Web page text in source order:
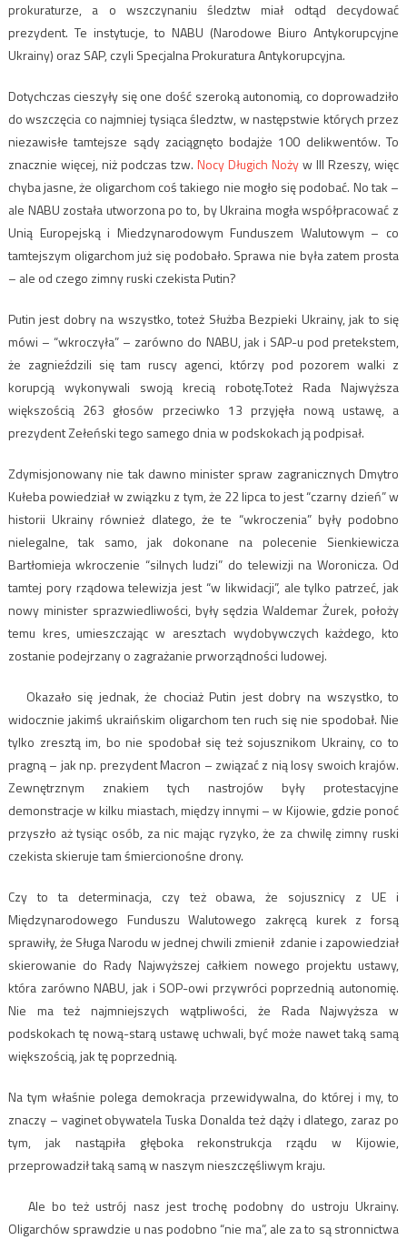
prokuraturze, a o wszczynaniu śledztw miał odtąd decydować
prezydent. Te instytucje, to NABU (Narodowe Biuro Antykorupcyjne
Ukrainy) oraz SAP, czyli Specjalna Prokuratura Antykorupcyjna.
Dotychczas cieszyły się one dość szeroką autonomią, co doprowadziło
do wszczęcia co najmniej tysiąca śledztw, w następstwie których przez
niezawisłe tamtejsze sądy zaciągnęto bodajże 100 delikwentów. To
znacznie więcej, niż podczas tzw. Nocy Długich Nożyw III Rzeszy, więc
chyba jasne, że oligarchom coś takiego nie mogło się podobać. No tak –
ale NABU została utworzona po to, by Ukraina mogła współpracować z
Unią Europejską i Miedzynarodowym Funduszem Walutowym – co
tamtejszym oligarchom już się podobało. Sprawa nie była zatem prosta
– ale od czego zimny ruski czekista Putin?
Putin jest dobry na wszystko, toteż Służba Bezpieki Ukrainy, jak to się
mówi – “wkroczyła” – zarówno do NABU, jak i SAP-u pod pretekstem,
że zagnieździli się tam ruscy agenci, którzy pod pozorem walki z
korupcją wykonywali swoją krecią robotę.Toteż Rada Najwyższa
większością 263 głosów przeciwko 13 przyjęła nową ustawę, a
prezydent Zełeński tego samego dnia w podskokach ją podpisał.
Zdymisjonowany nie tak dawno minister spraw zagranicznych Dmytro
Kułeba powiedział w związku z tym, że 22 lipca to jest “czarny dzień” w
historii Ukrainy również dlatego, że te “wkroczenia” były podobno
nielegalne, tak samo, jak dokonane na polecenie Sienkiewicza
Bartłomieja wkroczenie “silnych ludzi” do telewizji na Woronicza. Od
tamtej pory rządowa telewizja jest “w likwidacji”, ale tylko patrzeć, jak
nowy minister sprazwiedliwości, były sędzia Waldemar Żurek, położy
temu kres, umieszczając w aresztach wydobywczych każdego, kto
zostanie podejrzany o zagrażanie prworządności ludowej.
Okazało się jednak, że chociaż Putin jest dobry na wszystko, to
widocznie jakimś ukraińskim oligarchom ten ruch się nie spodobał. Nie
tylko zresztą im, bo nie spodobał się też sojusznikom Ukrainy, co to
pragną – jak np. prezydent Macron – związać z nią losy swoich krajów.
Zewnętrznym znakiem tych nastrojów były protestacyjne
demonstracje w kilku miastach, między innymi – w Kijowie, gdzie ponoć
przyszło aż tysiąc osób, za nic mając ryzyko, że za chwilę zimny ruski
czekista skieruje tam śmiercionośne drony.
Czy to ta determinacja, czy też obawa, że sojusznicy z UE i
Międzynarodowego Funduszu Walutowego zakręcą kurek z forsą
sprawiły, że Sługa Narodu w jednej chwili zmienił zdanie i zapowiedział
skierowanie do Rady Najwyższej całkiem nowego projektu ustawy,
która zarówno NABU, jak i SOP-owi przywróci poprzednią autonomię.
Nie ma też najmniejszych wątpliwości, że Rada Najwyższa w
podskokach tę nową-starą ustawę uchwali, być może nawet taką samą
większością, jak tę poprzednią.
Na tym właśnie polega demokracja przewidywalna, do której i my, to
znaczy – vaginet obywatela Tuska Donalda też dąży i dlatego, zaraz po
tym, jak nastąpiła głęboka rekonstrukcja rządu w Kijowie,
przeprowadził taką samą w naszym nieszczęśliwym kraju.
Ale bo też ustrój nasz jest trochę podobny do ustroju Ukrainy.
Oligarchów sprawdzie u nas podobno “nie ma”, ale za to są stronnictwa